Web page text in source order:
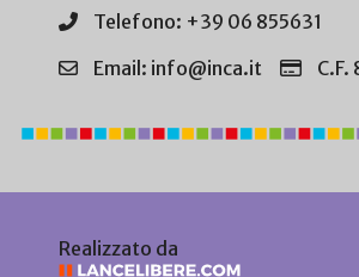
Telefono: +39 06 855631
Email: info@inca.it
C.F.
Realizzato da